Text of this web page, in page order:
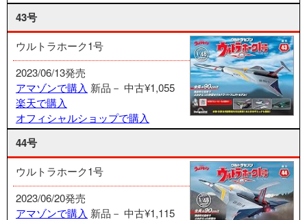
43号
ウルトラホーク1号
2023/06/13発売
アマゾンで購入 新品－ 中古¥1,055
楽天で購入
オフィシャルショップで購入
44号
ウルトラホーク1号
2023/06/20発売
アマゾンで購入 新品－ 中古¥1,115